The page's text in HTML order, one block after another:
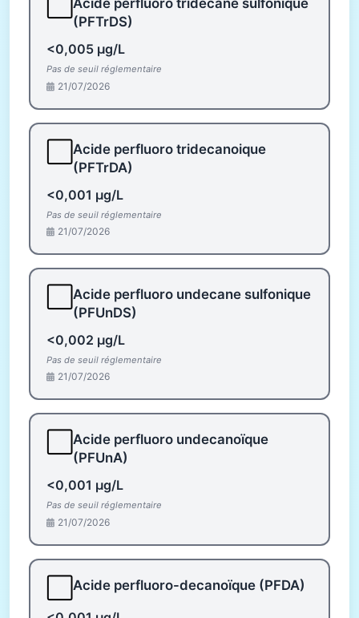
Acide perfluoro tridecane sulfonique
(PFTrDS)
<0,005 µg/L
Pas de seuil réglementaire
21/07/2026
Acide perfluoro tridecanoique
(PFTrDA)
<0,001 µg/L
Pas de seuil réglementaire
21/07/2026
Acide perfluoro undecane sulfonique
(PFUnDS)
<0,002 µg/L
Pas de seuil réglementaire
21/07/2026
Acide perfluoro undecanoïque
(PFUnA)
<0,001 µg/L
Pas de seuil réglementaire
21/07/2026
Acide perfluoro-decanoïque (PFDA)